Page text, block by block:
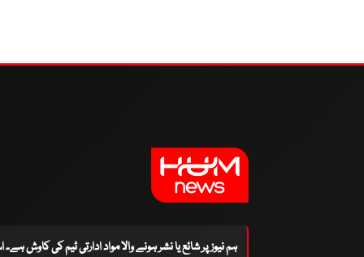
ہم نیوز پر شائع یا نشر ہونے والا مواد ادارتی ٹیم کی کاوش